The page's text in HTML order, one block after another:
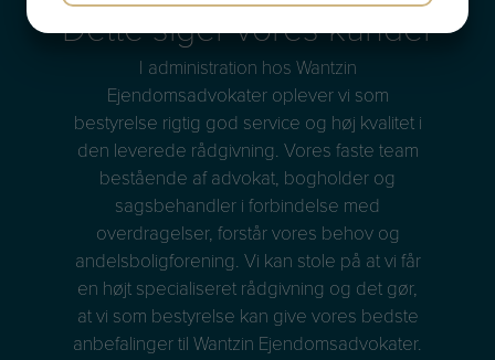
Dette siger vores kunder
I administration hos Wantzin
Ejendomsadvokater oplever vi som
bestyrelse rigtig god service og høj kvalitet i
den leverede rådgivning. Vores faste team
bestående af advokat, bogholder og
sagsbehandler i forbindelse med
overdragelser, forstår vores behov og
andelsboligforening. Vi kan stole på at vi får
en højt specialiseret rådgivning og det gør,
at vi som bestyrelse kan give vores bedste
anbefalinger til Wantzin Ejendomsadvokater.
MARKETING